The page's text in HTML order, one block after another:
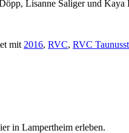
Lisanne Saliger und
mit 2016, RVC, RVC
in Lampertheim erleben.